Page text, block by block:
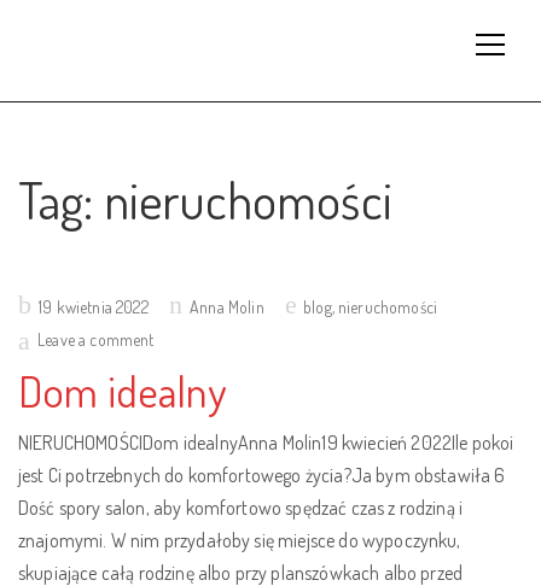
Tag: nieruchomości
Posted19 kwietnia 2022 Anna Molin blog, nieruchomości
Leave a comment
Dom idealny
NIERUCHOMOŚCIDom idealnyAnna Molin19 kwiecień 2022Ile pokoi
jest Ci potrzebnych do komfortowego życia?Ja bym obstawiła 6
Dość spory salon, aby komfortowo spędzać czas z rodziną i
znajomymi. W nim przydałoby się miejsce do wypoczynku,
skupiające całą rodzinę albo przy planszówkach albo przed